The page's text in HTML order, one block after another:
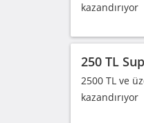
kazandırıyor
250 TL
2500 TL ve
kazandırıyor